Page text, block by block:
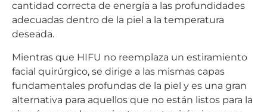
cantidad correcta de energía a las profundidades
adecuadas dentro de la piel a la temperatura
deseada.
Mientras que HIFU no reemplaza un estiramiento
facial quirúrgico, se dirige a las mismas capas
fundamentales profundas de la piel y es una gran
alternativa para aquellos que no están listos para la